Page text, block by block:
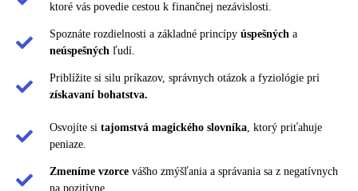
ktoré vás povedie cestou k finančnej nezávislosti.
Spoznáte rozdielnosti a základné princípyúspešných a
neúspešných ľudí.
Priblížite si silu príkazov, správnych otázok a fyziológie pri
získavaní bohatstva.
Osvojíte sitajomstvá magického slovníka, ktorý priťahuje
peniaze.
Zmeníme vzorce vášho zmýšľania a správania sa z negatívnych
na pozitívne.